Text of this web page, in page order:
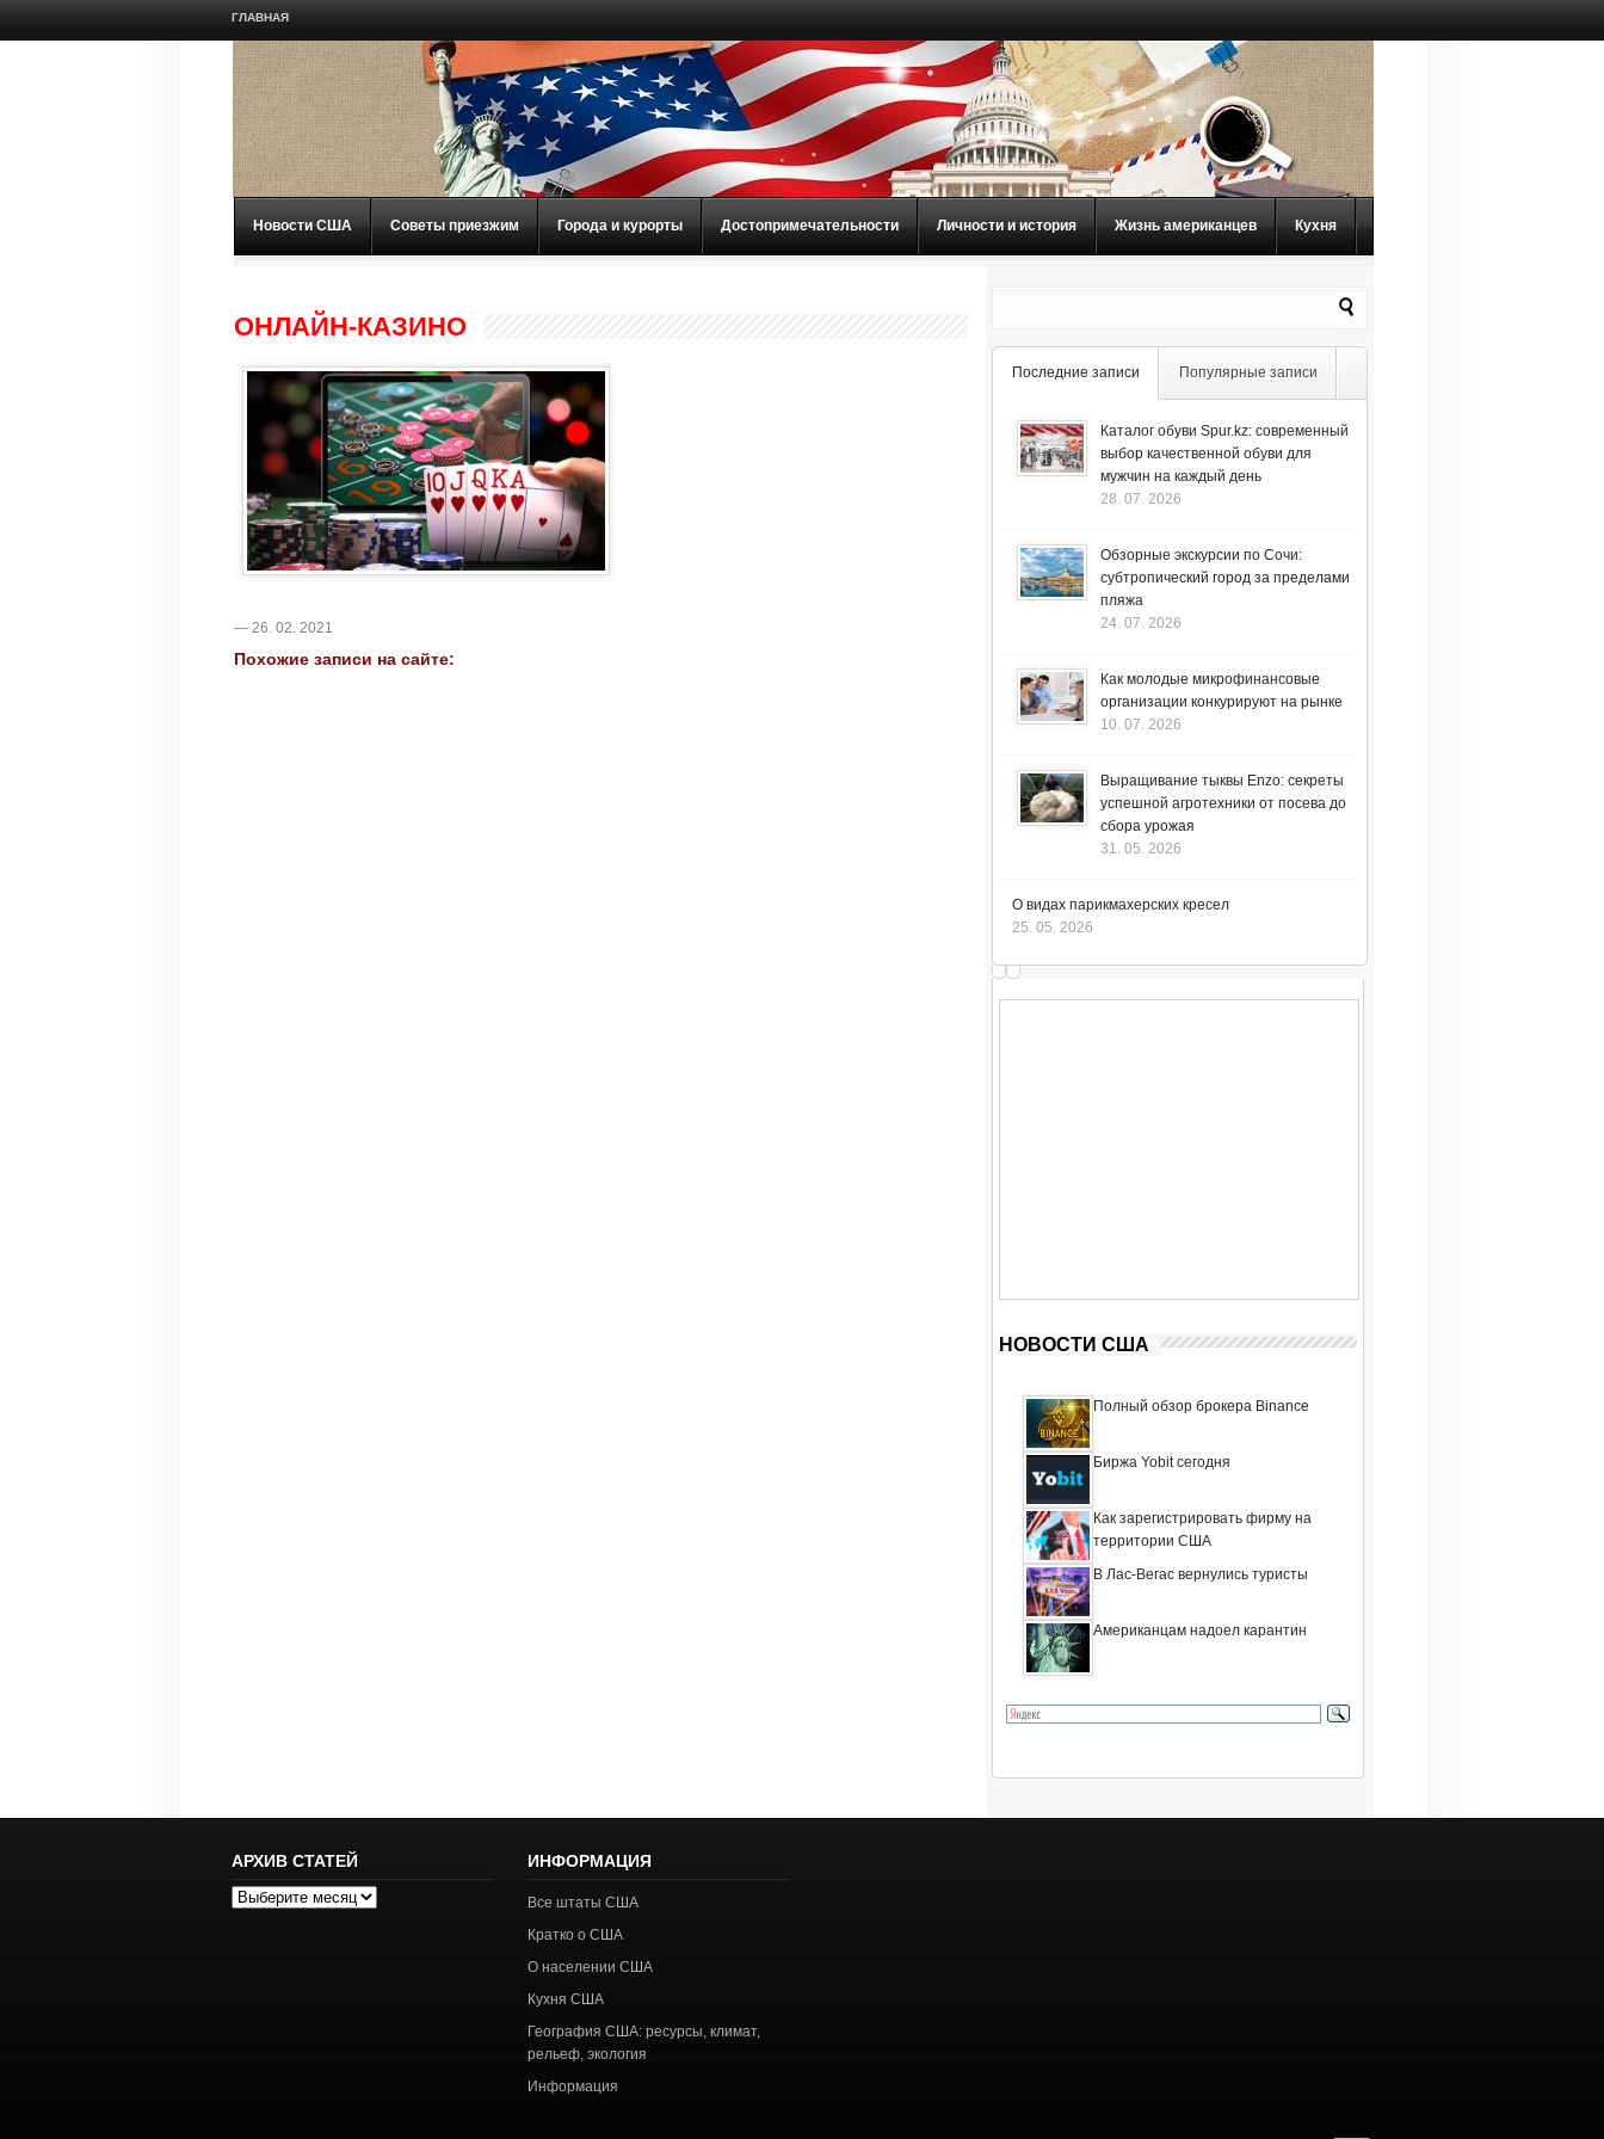
ГЛАВНАЯ
Новости США Советы приезжим Города и курорты Достопримечательности Личности и история Жизнь американцев Кухня
ОНЛАЙН-КАЗИНО
— 26. 02. 2021
Похожие записи на сайте:
Последние записи Популярные записи
Каталог обуви Spur.kz: современный
выбор качественной обуви для
мужчин на каждый день
28. 07. 2026
Обзорные экскурсии по Сочи:
субтропический город за пределами
пляжа
24. 07. 2026
Как молодые микрофинансовые
организации конкурируют на рынке
10. 07. 2026
Выращивание тыквы Enzo: секреты
успешной агротехники от посева до
сбора урожая
31. 05. 2026
О видах парикмахерских кресел
25. 05. 2026
НОВОСТИ США
Полный обзор брокера Binance
Биржа Yobit сегодня
Как зарегистрировать фирму на
территории США
В Лас-Вегас вернулись туристы
Американцам надоел карантин
АРХИВ СТАТЕЙ
Архив
ИНФОРМАЦИЯ
Все штаты США
Кратко о США
О населении США
Кухня США
География США: ресурсы, климат,
рельеф, экология
Информация